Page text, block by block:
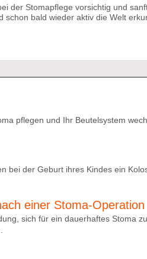
der Stomapflege vorsichtig und
bald wieder aktiv die Welt
pflegen und Ihr Beutelsystem
bei der Geburt ihres Kindes ein
einer Stoma-Operation
sich für ein dauerhaftes Stoma